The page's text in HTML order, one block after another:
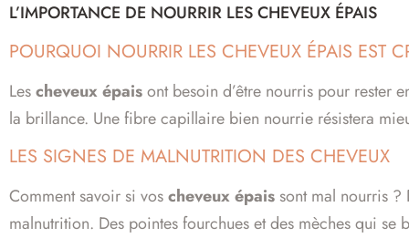
L’IMPORTANCE DE NOURRIR LES CHEVEUX ÉPAIS
POURQUOI NOURRIR LES CHEVEUX ÉPAIS EST
Lescheveux épaisont besoin d’être nourris pour rester
la brillance. Une fibre capillaire bien nourrie résistera
LES SIGNES DE MALNUTRITION DES CHEVEUX
Comment savoir si voscheveux épais sont mal nourris ?
malnutrition. Des pointes fourchues et des mèches qui